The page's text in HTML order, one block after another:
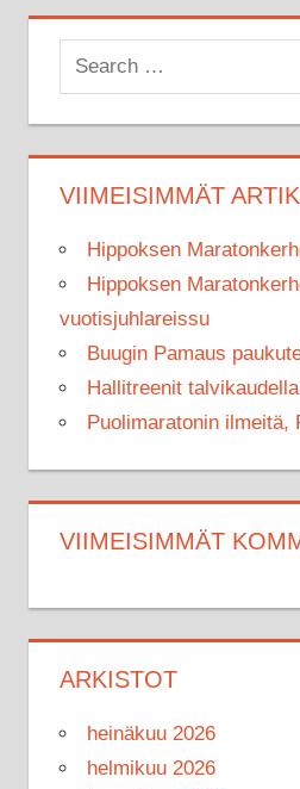
Search
for:
VIIMEISIMMÄT
Hippoksen
Hippoksen
vuotisjuhlareissu
Buugin Pamaus
Hallitreenit
Puolimaratonin ilmeitä,
VIIMEISIMMÄT
ARKISTOT
heinäkuu 2026
helmikuu 2026